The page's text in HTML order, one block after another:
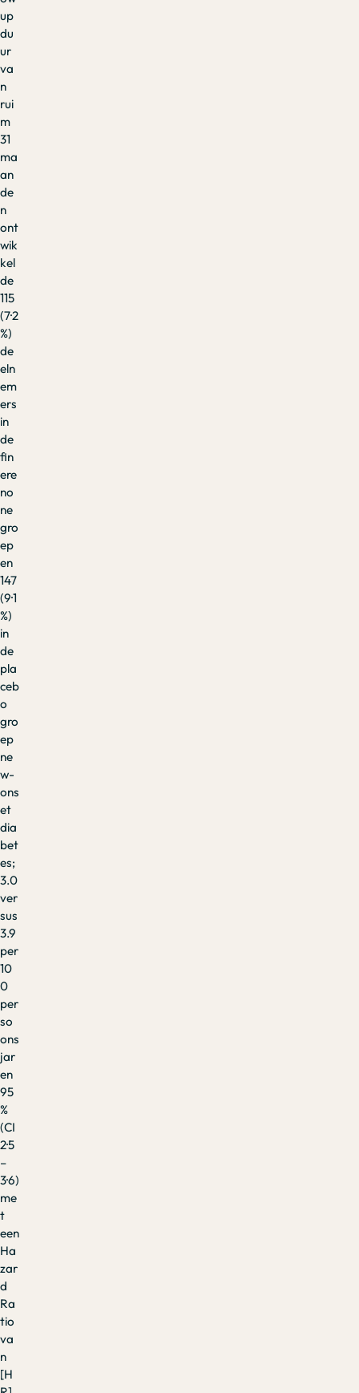
up
du
ur
va
n
rui
m
31
ma
an
de
n
ont
wik
kel
de
115
(7·2
%)
de
eln
em
ers
in
de
fin
ere
no
ne
gro
ep
en
147
(9·1
%)
in
de
pla
ceb
o
gro
ep
ne
w-
ons
et
dia
bet
es;
3.0
ver
sus
3.9
per
10
0
per
so
ons
jar
en
95
%
(CI
2·5
–
3·6)
me
t
een
Ha
zar
d
Ra
tio
va
n
[H